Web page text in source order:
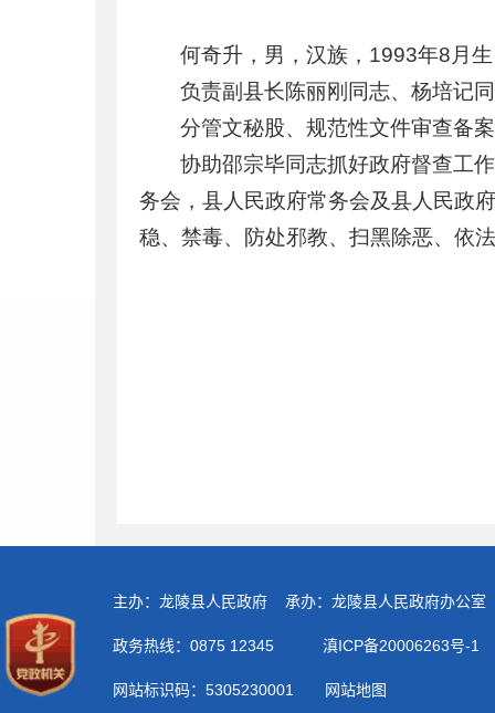
何奇升，男，汉族，1993年8月
负责副县长陈丽刚同志、杨培记
分管文秘股、规范性文件审查备
协助邵宗毕同志抓好政府督查工
务会，县人民政府常务会及县人民政
稳、禁毒、防处邪教、扫黑除恶、依